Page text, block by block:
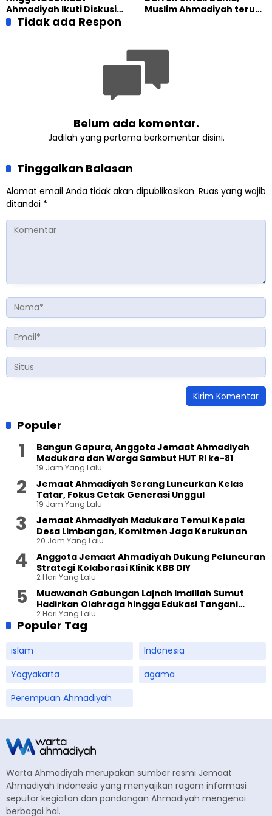
Gabungan
Ahmadiyah Ikuti Diskusi
Pluralisme di Yogyakarta
Muslim Ahmadiyah terus
Tidak ada Respon
Belum ada komentar.
Jadilah yang pertama berkomentar disini.
Tinggalkan Balasan
Alamat email Anda tidak akan dipublikasikan. Ruas yang wajib
ditandai *
Populer
Bangun Gapura, Anggota Jemaat Ahmadiyah
Madukara dan Warga Sambut HUT RI ke-81
19 Jam Yang Lalu
Jemaat Ahmadiyah Serang Luncurkan Kelas
Tatar, Fokus Cetak Generasi Unggul
19 Jam Yang Lalu
Jemaat Ahmadiyah Madukara Temui Kepala
Desa Limbangan, Komitmen Jaga Kerukunan
20 Jam Yang Lalu
Anggota Jemaat Ahmadiyah Dukung Peluncuran
Strategi Kolaborasi Klinik KBB DIY
2 Hari Yang Lalu
Muawanah Gabungan Lajnah Imaillah Sumut
Hadirkan Olahraga hingga Edukasi Tangani
Sampah
2 Hari Yang Lalu
Populer Tag
islam
Indonesia
Yogyakarta
agama
Perempuan Ahmadiyah
Warta Ahmadiyah merupakan sumber resmi Jemaat
Ahmadiyah Indonesia yang menyajikan ragam informasi
seputar kegiatan dan pandangan Ahmadiyah mengenai
berbagai hal.